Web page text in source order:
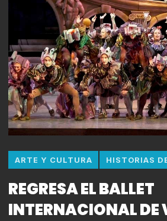
ARTE Y CULTURA HISTORIAS
REGRESA EL BALLET
INTERNACIONAL DE